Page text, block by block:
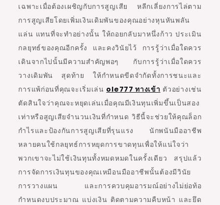
เฉพาะเมื่อต้องเผชิญกับการสูญเสีย หลีกเลี่ยงการไล่ตาม
การสูญเสียโดยเพิ่มเงินเดิมพันของคุณอย่างหุนหันพลัน
แล่น แทนที่จะทำอย่างนั้น ให้ถอยกลับมาหนึ่งก้าว ประเมิน
กลยุทธ์ของคุณอีกครั้ง และคงวินัยไว้ การรู้ว่าเมื่อใดควร
เดินจากไปนั้นมีความสำคัญพอๆ กับการรู้ว่าเมื่อใดควร
วางเดิมพัน สุดท้าย ให้กำหนดขีดจำกัดทั้งการชนะและ
การแพ้ก่อนที่คุณจะเริ่มเล่น ole777 ทางเข้า ตัวอย่างเช่น
ตัดสินใจว่าคุณจะหยุดเล่นเมื่อคุณมีเงินทุนเพิ่มขึ้นเป็นสอง
เท่าหรือสูญเสียจำนวนเงินที่กำหนด วิธีนี้จะช่วยให้คุณล็อก
กำไรและป้องกันการสูญเสียที่รุนแรง นักพนันมืออาชีพ
หลายคนใช้กลยุทธ์การหยุดการขาดทุนเพื่อให้แน่ใจว่า
พวกเขาจะไม่ใช้เงินทุนทั้งหมดหมดในครั้งเดียว สรุปแล้ว
การจัดการเงินทุนของคุณเหมือนมืออาชีพนั้นต้องมีวินัย
การวางแผน และการควบคุมอารมณ์อย่างไม่ย่อท้อ
กำหนดงบประมาณ แบ่งเงิน ติดตามความคืบหน้า และยึด